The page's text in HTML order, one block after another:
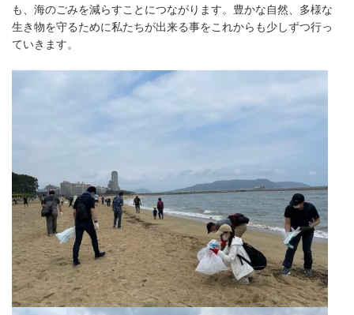
も、海のごみを減らすことにつながります。豊かな自然、多様な
生き物を守るために私たちが出来る事をこれからも少しずつ行っ
ていきます。